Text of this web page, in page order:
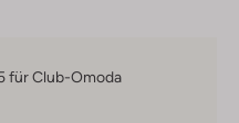
für Club-Omoda